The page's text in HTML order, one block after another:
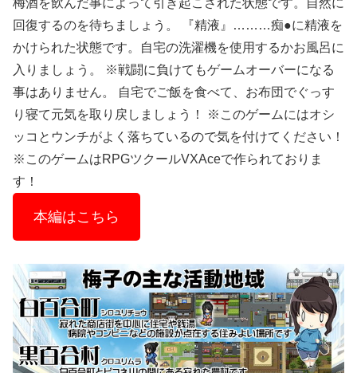
梅酒を飲んだ事によって引き起こされた状態です。自然に
回復するのを待ちましょう。 『精液』………痴●に精液を
かけられた状態です。自宅の洗濯機を使用するかお風呂に
入りましょう。 ※戦闘に負けてもゲームオーバーになる
事はありません。 自宅でご飯を食べて、お布団でぐっす
り寝て元気を取り戻しましょう！ ※このゲームにはオシ
ッコとウンチがよく落ちているので気を付けてください！
※このゲームはRPGツクールVXAceで作られておりま
す！
本編はこちら